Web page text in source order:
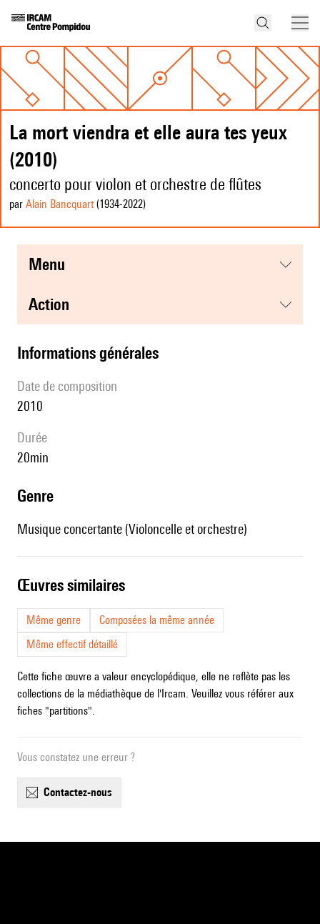
La mort viendra et elle aura tes yeux
(2010)
concerto pour violon et orchestre de flûtes
par Alain Bancquart(1934-2022)
menu
action
informations générales
date de composition
2010
durée
20min
genre
Musique concertante (Violoncelle et orchestre)
œuvres similaires
Même genre
Composées la même année
Même effectif détaillé
Cette fiche œuvre a valeur encyclopédique, elle ne reflète pas les
collections de la médiathèque de l'Ircam. Veuillez vous référer aux
fiches "partitions".
Vous constatez une erreur ?
contactez-nous